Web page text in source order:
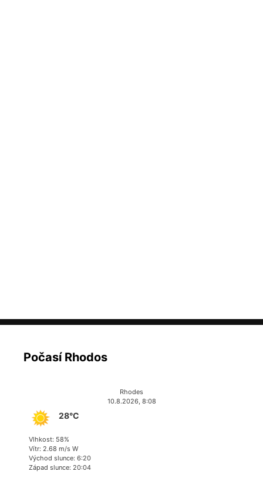
Počasí Rhodos
Rhodes
10.8.2026, 8:08
28°C
Vlhkost: 58%
Vítr: 2.68 m/s W
Východ slunce: 6:20
Západ slunce: 20:04